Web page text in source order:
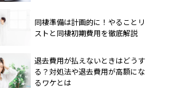
同棲準備は計画的に！やることリ
ストと同棲初期費用を徹底解説
退去費用が払えないときはどうす
る？対処法や退去費用が高額にな
るワケとは